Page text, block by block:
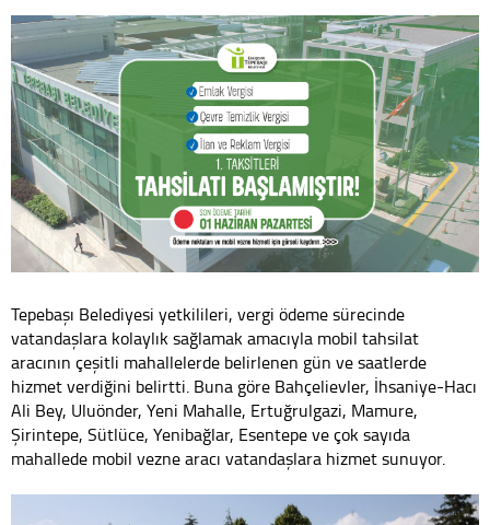
Tepebaşı Belediyesi yetkilileri, vergi ödeme sürecinde
vatandaşlara kolaylık sağlamak amacıyla mobil tahsilat
aracının çeşitli mahallelerde belirlenen gün ve saatlerde
hizmet verdiğini belirtti. Buna göre Bahçelievler, İhsaniye-Hacı
Ali Bey, Uluönder, Yeni Mahalle, Ertuğrulgazi, Mamure,
Şirintepe, Sütlüce, Yenibağlar, Esentepe ve çok sayıda
mahallede mobil vezne aracı vatandaşlara hizmet sunuyor.